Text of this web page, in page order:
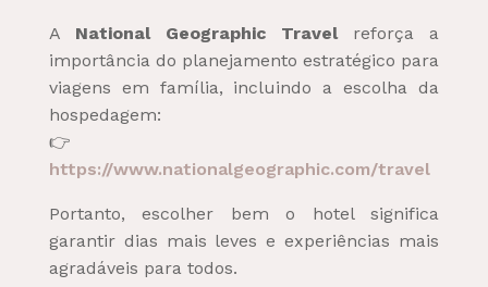
A National Geographic Travelreforça a
importância do planejamento estratégico para
viagens em família, incluindo a escolha da
hospedagem:
👉
https://www.nationalgeographic.com/travel
Portanto, escolher bem o hotel significa
garantir dias mais leves e experiências mais
agradáveis para todos.